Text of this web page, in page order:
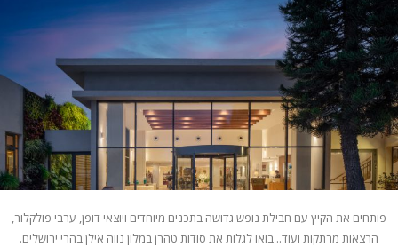
פותחים את הקיץ עם חבילת נופש גדושה בתכנים מיוחדים ויוצאי דופן, ערבי פולקלור,
הרצאות מרתקות ועוד.. בואו לגלות את סודות טהרן במלון נווה אילן בהרי ירושלים.